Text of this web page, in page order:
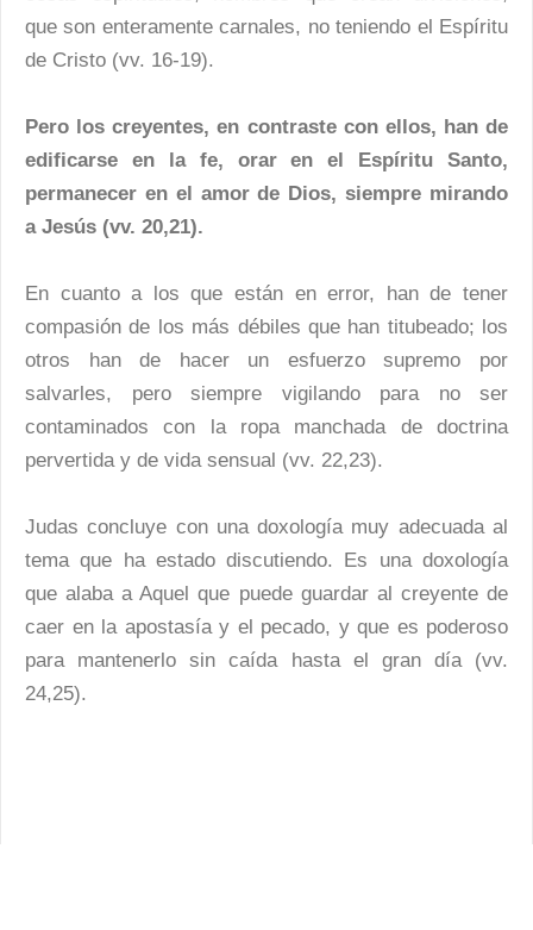
que son enteramente carnales, no teniendo el Espíritu
de Cristo (vv. 16-19).
Pero los creyentes, en contraste con ellos, han de
edificarse en la fe, orar en el Espíritu Santo,
permanecer en el amor de Dios, siempre mirando
a Jesús (vv. 20,21).
En cuanto a los que están en error, han de tener
compasión de los más débiles que han titubeado; los
otros han de hacer un esfuerzo supremo por
salvarles, pero siempre vigilando para no ser
contaminados con la ropa manchada de doctrina
pervertida y de vida sensual (vv. 22,23).
Judas concluye con una doxología muy adecuada al
tema que ha estado discutiendo. Es una doxología
que alaba a Aquel que puede guardar al creyente de
caer en la apostasía y el pecado, y que es poderoso
para mantenerlo sin caída hasta el gran día (vv.
24,25).